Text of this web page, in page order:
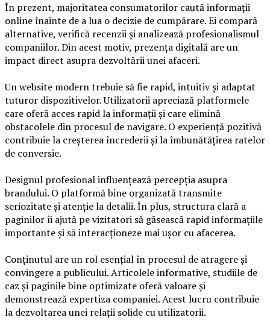
În prezent, majoritatea consumatorilor caută informații
online înainte de a lua o decizie de cumpărare. Ei compară
alternative, verifică recenzii și analizează profesionalismul
companiilor. Din acest motiv, prezența digitală are un
impact direct asupra dezvoltării unei afaceri.
Un website modern trebuie să fie rapid, intuitiv și adaptat
tuturor dispozitivelor. Utilizatorii apreciază platformele
care oferă acces rapid la informații și care elimină
obstacolele din procesul de navigare. O experiență pozitivă
contribuie la creșterea încrederii și la îmbunătățirea ratelor
de conversie.
Designul profesional influențează percepția asupra
brandului. O platformă bine organizată transmite
seriozitate și atenție la detalii. În plus, structura clară a
paginilor îi ajută pe vizitatori să găsească rapid informațiile
importante și să interacționeze mai ușor cu afacerea.
Conținutul are un rol esențial în procesul de atragere și
convingere a publicului. Articolele informative, studiile de
caz și paginile bine optimizate oferă valoare și
demonstrează expertiza companiei. Acest lucru contribuie
la dezvoltarea unei relații solide cu utilizatorii.